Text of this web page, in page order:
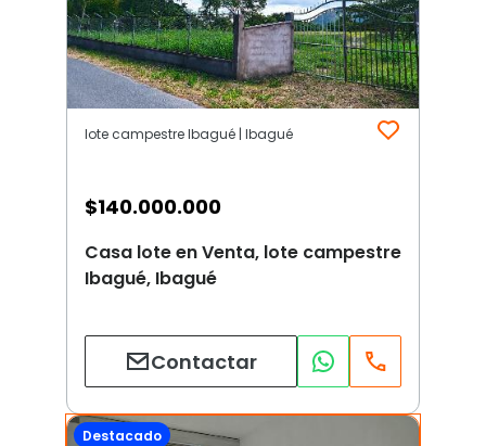
lote campestre Ibagué | Ibagué
$140.000.000
Casa lote en Venta, lote campestre
Ibagué, Ibagué
Contactar
Destacado